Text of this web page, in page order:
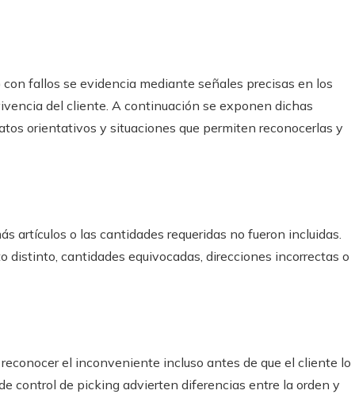
fallos se evidencia mediante señales precisas en los
del cliente. A continuación se exponen dichas
orientativos y situaciones que permiten reconocerlas y
artículos o las cantidades requeridas no fueron incluidas.
distinto, cantidades equivocadas, direcciones incorrectas o
el inconveniente incluso antes de que el cliente lo
control de picking advierten diferencias entre la orden y